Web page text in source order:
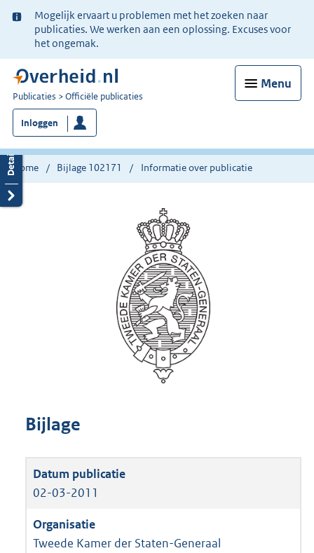
Ter
informatie:
Mogelijk ervaart u problemen met het zoeken naar
publicaties. We werken aan een oplossing. Excuses voor
het ongemak.
Menu
U
bent
nu
hier:
Publicaties Officiële publicaties
Inloggen
Home Bijlage 102171 Informatie over publicatie
Bijlage
02-03-2011
Tweede Kamer der Staten-Generaal